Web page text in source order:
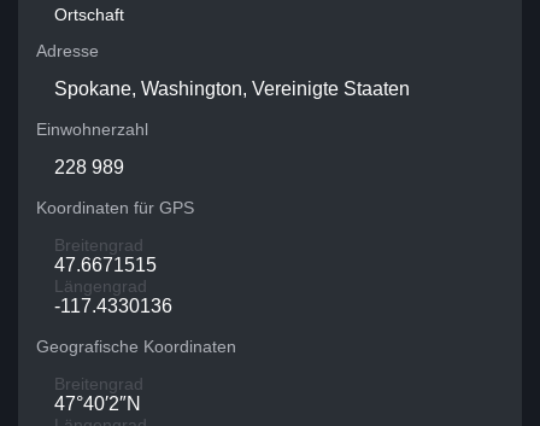
Ortschaft
Adresse
Spokane, Washington, Vereinigte Staaten
Einwohnerzahl
228 989
Koordinaten für GPS
Breitengrad
47.6671515
Längengrad
-117.4330136
Geografische Koordinaten
Breitengrad
47°40′2″N